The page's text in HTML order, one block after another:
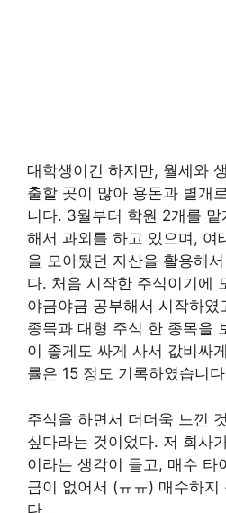
대학생이긴 하지만, 월세와
출할 곳이 많아 용돈과 별개
니다. 3월부터 학원 2개를
해서 과외를 하고 있으며, 여
을 모아뒀던 자산을 활용해
다. 처음 시작한 주식이기에
야금야금 공부해서 시작하였
종목과 대형 주식 한 종목을
이 좋게도 싸게 사서 값비싸
률은 15 정도 기록하였습니
주식을 하면서 더더욱 느낀
싶다라는 것이었다. 저 회사
이라는 생각이 들고, 매수 타
금이 없어서 (ㅠㅠ) 매수하지
다..